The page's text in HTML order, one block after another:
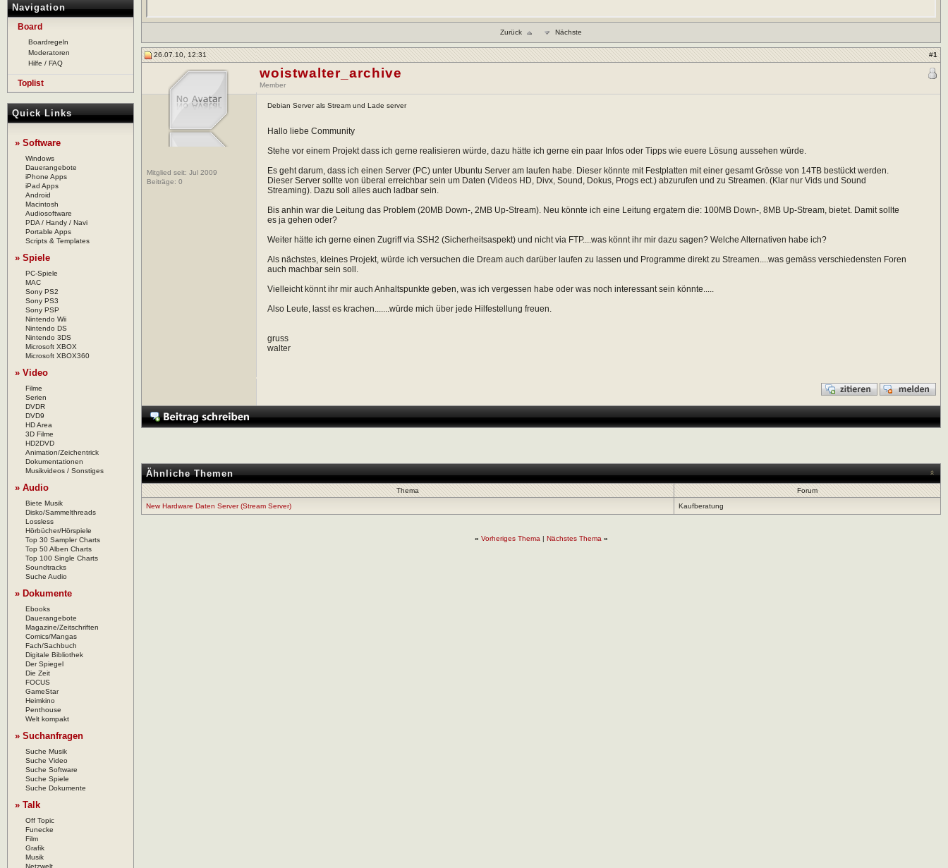
Navigation
Board
Boardregeln
Moderatoren
Hilfe / FAQ
Toplist
Quick Links
» Software
Windows
Dauerangebote
iPhone Apps
iPad Apps
Android
Macintosh
Audiosoftware
PDA / Handy / Navi
Portable Apps
Scripts & Templates
» Spiele
PC-Spiele
MAC
Sony PS2
Sony PS3
Sony PSP
Nintendo Wii
Nintendo DS
Nintendo 3DS
Microsoft XBOX
Microsoft XBOX360
» Video
Filme
Serien
DVDR
DVD9
HD Area
3D Filme
HD2DVD
Animation/Zeichentrick
Dokumentationen
Musikvideos / Sonstiges
» Audio
Biete Musik
Disko/Sammelthreads
Lossless
Hörbücher/Hörspiele
Top 30 Sampler Charts
Top 50 Alben Charts
Top 100 Single Charts
Soundtracks
Suche Audio
» Dokumente
Ebooks
Dauerangebote
Magazine/Zeitschriften
Comics/Mangas
Fach/Sachbuch
Digitale Bibliothek
Der Spiegel
Die Zeit
FOCUS
GameStar
Heimkino
Penthouse
Welt kompakt
» Suchanfragen
Suche Musik
Suche Video
Suche Software
Suche Spiele
Suche Dokumente
» Talk
Off Topic
Funecke
Film
Grafik
Musik
Zurück Nächste
26.07.10, 12:31 #1
Mitglied seit: Jul 2009
Beiträge: 0
woistwalter_archive
Member
Debian Server als Stream und Lade server
Hallo liebe Community
Stehe vor einem Projekt dass ich gerne realisieren würde, dazu hätte ich gerne ein paar Infos oder Tipps wie euere Lösung aussehen würde.
Es geht darum, dass ich einen Server (PC) unter Ubuntu Server am laufen habe. Dieser könnte mit Festplatten mit einer gesamt Grösse von 14TB bestückt werden.
Dieser Server sollte von überal erreichbar sein um Daten (Videos HD, Divx, Sound, Dokus, Progs ect.) abzurufen und zu Streamen. (Klar nur Vids und Sound
Streaming). Dazu soll alles auch ladbar sein.
Bis anhin war die Leitung das Problem (20MB Down-, 2MB Up-Stream). Neu könnte ich eine Leitung ergatern die: 100MB Down-, 8MB Up-Stream, bietet. Damit sollte
es ja gehen oder?
Weiter hätte ich gerne einen Zugriff via SSH2 (Sicherheitsaspekt) und nicht via FTP....was könnt ihr mir dazu sagen? Welche Alternativen habe ich?
Als nächstes, kleines Projekt, würde ich versuchen die Dream auch darüber laufen zu lassen und Programme direkt zu Streamen....was gemäss verschiedensten Foren
auch machbar sein soll.
Vielleicht könnt ihr mir auch Anhaltspunkte geben, was ich vergessen habe oder was noch interessant sein könnte.....
Also Leute, lasst es krachen.......würde mich über jede Hilfestellung freuen.
gruss
walter
Ähnliche Themen
Thema
Forum
New Hardware Daten Server (Stream Server)
Kaufberatung
« Vorheriges Thema| Nächstes Thema »